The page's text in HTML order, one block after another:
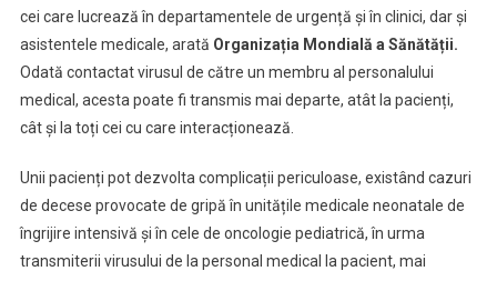
cei care lucrează în departamentele de urgență și în clinici, dar și
asistentele medicale, arată Organizația Mondială a Sănătății.
Odată contactat virusul de către un membru al personalului
medical, acesta poate fi transmis mai departe, atât la pacienți,
cât și la toți cei cu care interacționează.
Unii pacienți pot dezvolta complicații periculoase, existând cazuri
de decese provocate de gripă în unitățile medicale neonatale de
îngrijire intensivă și în cele de oncologie pediatrică, în urma
transmiterii virusului de la personal medical la pacient, mai